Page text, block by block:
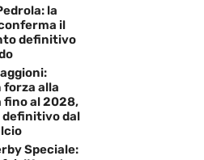
la
il
definitivo
forza alla
fino al 2028,
definitivo dal
Speciale: